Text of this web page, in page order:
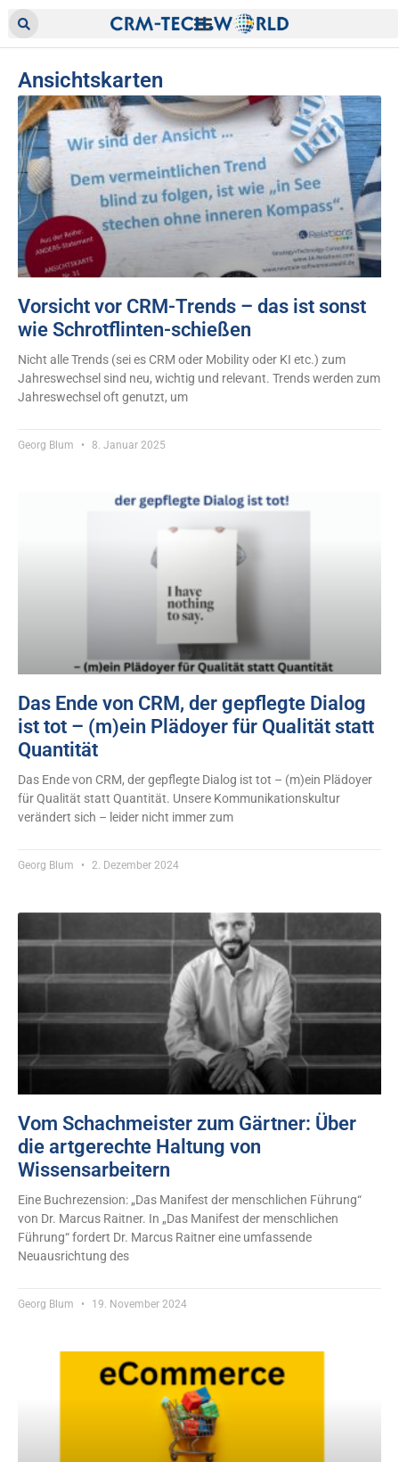
Ansichtskarten
Vorsicht vor CRM-Trends – das ist sonst
wie Schrotflinten-schießen
Nicht alle Trends (sei es CRM oder Mobility oder KI etc.) zum
Jahreswechsel sind neu, wichtig und relevant. Trends werden zum
Jahreswechsel oft genutzt, um
Georg Blum 8. Januar 2025
Das Ende von CRM, der gepflegte Dialog
ist tot – (m)ein Plädoyer für Qualität statt
Quantität
Das Ende von CRM, der gepflegte Dialog ist tot – (m)ein Plädoyer
für Qualität statt Quantität. Unsere Kommunikationskultur
verändert sich – leider nicht immer zum
Georg Blum 2. Dezember 2024
Vom Schachmeister zum Gärtner: Über
die artgerechte Haltung von
Wissensarbeitern
Eine Buchrezension: „Das Manifest der menschlichen Führung“
von Dr. Marcus Raitner. In „Das Manifest der menschlichen
Führung“ fordert Dr. Marcus Raitner eine umfassende
Neuausrichtung des
Georg Blum 19. November 2024